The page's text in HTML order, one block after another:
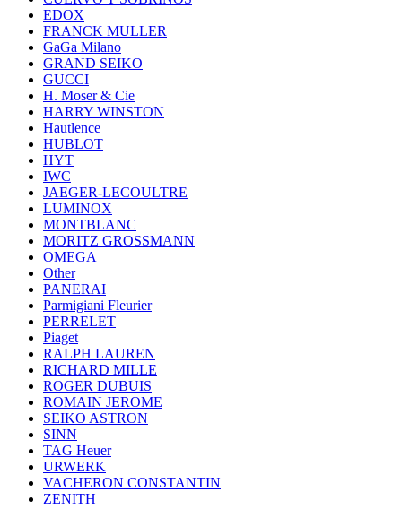
EDOX
FRANCK MULLER
GaGa Milano
GRAND SEIKO
GUCCI
H. Moser & Cie
HARRY WINSTON
Hautlence
HUBLOT
HYT
IWC
JAEGER-LECOULTRE
LUMINOX
MONTBLANC
MORITZ GROSSMANN
OMEGA
Other
PANERAI
Parmigiani Fleurier
PERRELET
Piaget
RALPH LAUREN
RICHARD MILLE
ROGER DUBUIS
ROMAIN JEROME
SEIKO ASTRON
SINN
TAG Heuer
URWERK
VACHERON CONSTANTIN
ZENITH